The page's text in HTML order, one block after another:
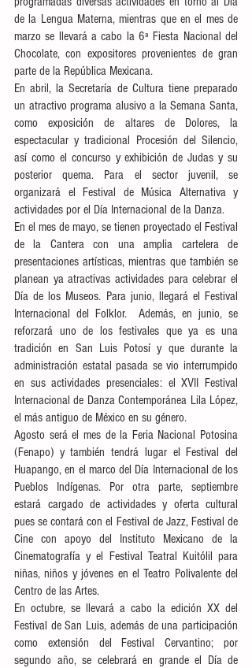
de la Lengua Materna, mientras que en el mes de
marzo se llevará a cabo la 6ª Fiesta Nacional del
Chocolate, con expositores provenientes de gran
parte de la República Mexicana.
En abril, la Secretaría de Cultura tiene preparado
un atractivo programa alusivo a la Semana Santa,
como exposición de altares de Dolores, la
espectacular y tradicional Procesión del Silencio,
así como el concurso y exhibición de Judas y su
posterior quema. Para el sector juvenil, se
organizará el Festival de Música Alternativa y
actividades por el Día Internacional de la Danza.
En el mes de mayo, se tienen proyectado el Festival
de la Cantera con una amplia cartelera de
presentaciones artísticas, mientras que también se
planean ya atractivas actividades para celebrar el
Día de los Museos. Para junio, llegará el Festival
Internacional del Folklor.  Además, en junio, se
reforzará uno de los festivales que ya es una
tradición en San Luis Potosí y que durante la
administración estatal pasada se vio interrumpido
en sus actividades presenciales: el XVII Festival
Internacional de Danza Contemporánea Lila López,
el más antiguo de México en su género.
Agosto será el mes de la Feria Nacional Potosina
(Fenapo) y también tendrá lugar el Festival del
Huapango, en el marco del Día Internacional de los
Pueblos Indígenas. Por otra parte, septiembre
estará cargado de actividades y oferta cultural
pues se contará con el Festival de Jazz, Festival de
Cine con apoyo del Instituto Mexicano de la
Cinematografía y el Festival Teatral Kuitólil para
niñas, niños y jóvenes en el Teatro Polivalente del
Centro de las Artes.
En octubre, se llevará a cabo la edición XX del
Festival de San Luis, además de una participación
como extensión del Festival Cervantino; por
segundo año, se celebrará en grande el Día de